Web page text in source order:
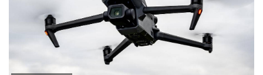
РЕКЛАМА
АБОНАМЕНТ
УСЛОВИЯ ЗА ПОЛЗВАНЕ